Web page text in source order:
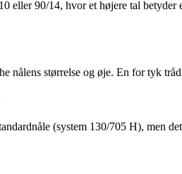
eller 90/14, hvor et højere tal
nålens størrelse og øje. En for tyk
(system 130/705 H), men